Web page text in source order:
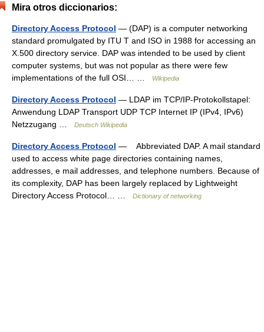
Mira otros diccionarios:
Directory Access Protocol — (DAP) is a computer networking
standard promulgated by ITU T and ISO in 1988 for accessing an
X.500 directory service. DAP was intended to be used by client
computer systems, but was not popular as there were few
implementations of the full OSI… …
Wikipedia
Directory Access Protocol — LDAP im TCP/IP‑Protokollstapel:
Anwendung LDAP Transport UDP TCP Internet IP (IPv4, IPv6)
Netzzugang …
Deutsch Wikipedia
Directory Access Protocol — Abbreviated DAP. A mail standard
used to access white page directories containing names,
addresses, e mail addresses, and telephone numbers. Because of
its complexity, DAP has been largely replaced by Lightweight
Directory Access Protocol… …
Dictionary of networking